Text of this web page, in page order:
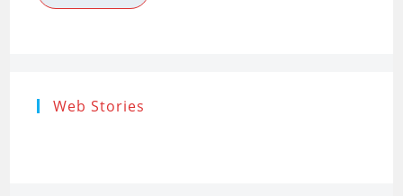
Email
Web Stories
Research
Ethics (शोध